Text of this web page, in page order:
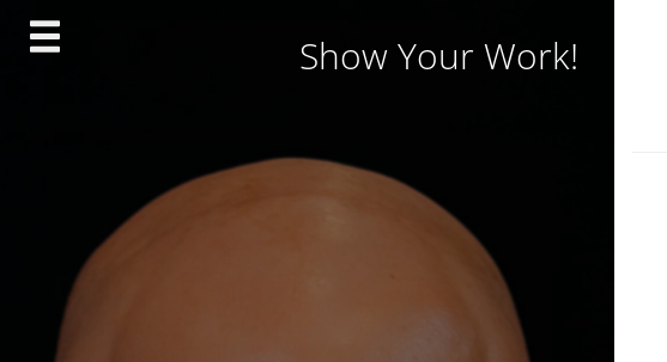
Skip
Show Your Work!